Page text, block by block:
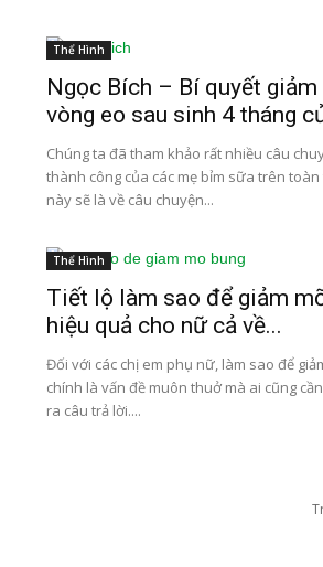
Thể Hình
Ngọc Bích – Bí quyết
vòng eo sau sinh 4 tháng
Chúng ta đã tham khảo rất nhiều câu
thành công của các mẹ bỉm sữa trên toàn
này sẽ là về câu chuyện...
Thể Hình
Tiết lộ làm sao để giảm
hiệu quả cho nữ cả về...
Đối với các chị em phụ nữ, làm sao để
chính là vấn đề muôn thuở mà ai cũng
ra câu trả lời....